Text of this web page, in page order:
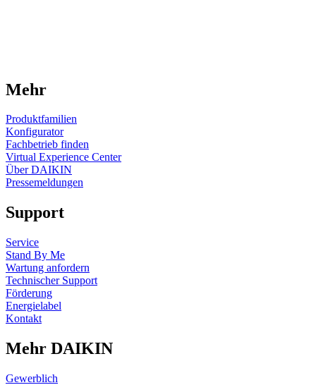
Mehr
Produktfamilien
Konfigurator
Fachbetrieb finden
Virtual Experience Center
Über DAIKIN
Pressemeldungen
Support
Service
Stand By Me
Wartung anfordern
Technischer Support
Förderung
Energielabel
Kontakt
Mehr DAIKIN
Gewerblich